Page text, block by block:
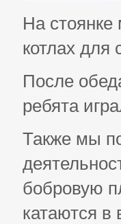
На стоянке
котлах для
После
ребята
Также мы
бобровую
катаются в